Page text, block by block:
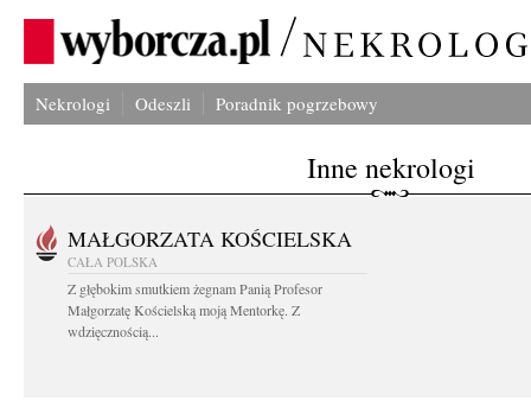
Nekrologi Odeszli Poradnik pogrzebowy
Inne nekrologi
MAŁGORZATA KOŚCIELSKA
CAŁA POLSKA
Z głębokim smutkiem żegnam Panią Profesor
Małgorzatę Kościelską moją Mentorkę. Z
wdzięcznością...